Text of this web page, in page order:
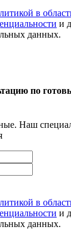
в
и
данных.
по
Наш
в
и
данных.